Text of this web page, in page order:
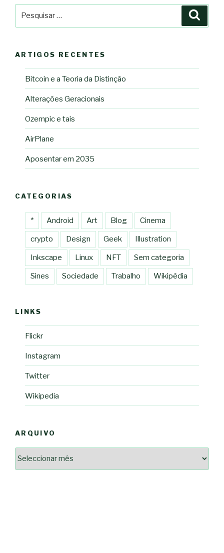
ARTIGOS RECENTES
Bitcoin e a Teoria da Distinção
Alterações Geracionais
Ozempic e tais
AirPlane
Aposentar em 2035
CATEGORIAS
* Android Art Blog Cinema
crypto Design Geek Illustration
Inkscape Linux NFT Sem categoria
Sines Sociedade Trabalho Wikipédia
LINKS
Flickr
Instagram
Twitter
Wikipedia
ARQUIVO